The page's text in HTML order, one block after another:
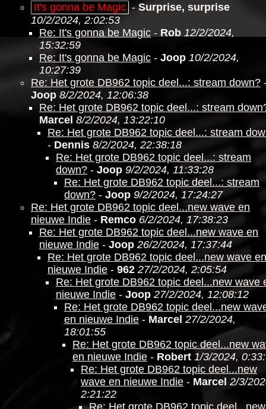
It's gonna be Magic - Surprise, surprise
10/2/2024, 2:02:53
Re: It's gonna be Magic - Rob 12/2/2024,
15:32:59
Re: It's gonna be Magic - Joop 10/2/2024,
10:27:39
Re: Het grote DB962 topic deel...: stream down?
Joop 8/2/2024, 12:06:38
Re: Het grote DB962 topic deel...: stream
Marcel 8/2/2024, 13:22:10
Re: Het grote DB962 topic deel...: stream
- Dennis 8/2/2024, 22:38:18
Re: Het grote DB962 topic deel...: stream
down? - Joop 9/2/2024, 11:33:28
Re: Het grote DB962 topic deel...: stream
down? - Joop 9/2/2024, 17:24:27
Re: Het grote DB962 topic deel...new wave en
nieuwe Indie - Remco 6/2/2024, 17:38:23
Re: Het grote DB962 topic deel...new wave en
nieuwe Indie - Joop 26/2/2024, 17:37:44
Re: Het grote DB962 topic deel...new wave en
nieuwe Indie - 962 27/2/2024, 2:05:54
Re: Het grote DB962 topic deel...new wave
nieuwe Indie - Joop 27/2/2024, 12:08:12
Re: Het grote DB962 topic deel...new
en nieuwe Indie - Marcel 27/2/2024,
18:01:55
Re: Het grote DB962 topic deel...new
en nieuwe Indie - Robert 1/3/2024,
Re: Het grote DB962 topic deel...new
wave en nieuwe Indie - Marcel 2/3/
2:21:22
Re: Het grote DB962 topic deel...new